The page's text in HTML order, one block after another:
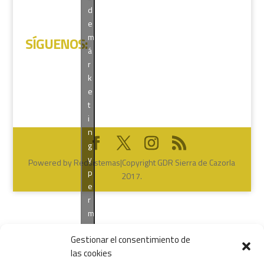
Gestionar el consentimiento de
las cookies
SÍGUENOS:
d
e
m
á
r
k
e
t
i
n
g
y
p
e
r
m
i
t
i
Powered by Redsistemas|Copyright GDR Sierra de Cazorla
2017.